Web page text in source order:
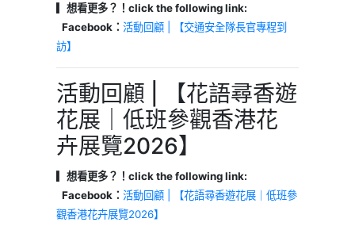
▎想看更多？！click the following link:
Facebook： 活動回顧 | 【交通安全隊長官專程到
訪】
活動回顧 | 【花語尋香遊
花展｜低班參觀香港花
卉展覽2026】
▎想看更多？！click the following link:
Facebook： 活動回顧 | 【花語尋香遊花展｜低班參
觀香港花卉展覽2026】